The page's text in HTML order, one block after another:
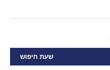
שעת חיפוש